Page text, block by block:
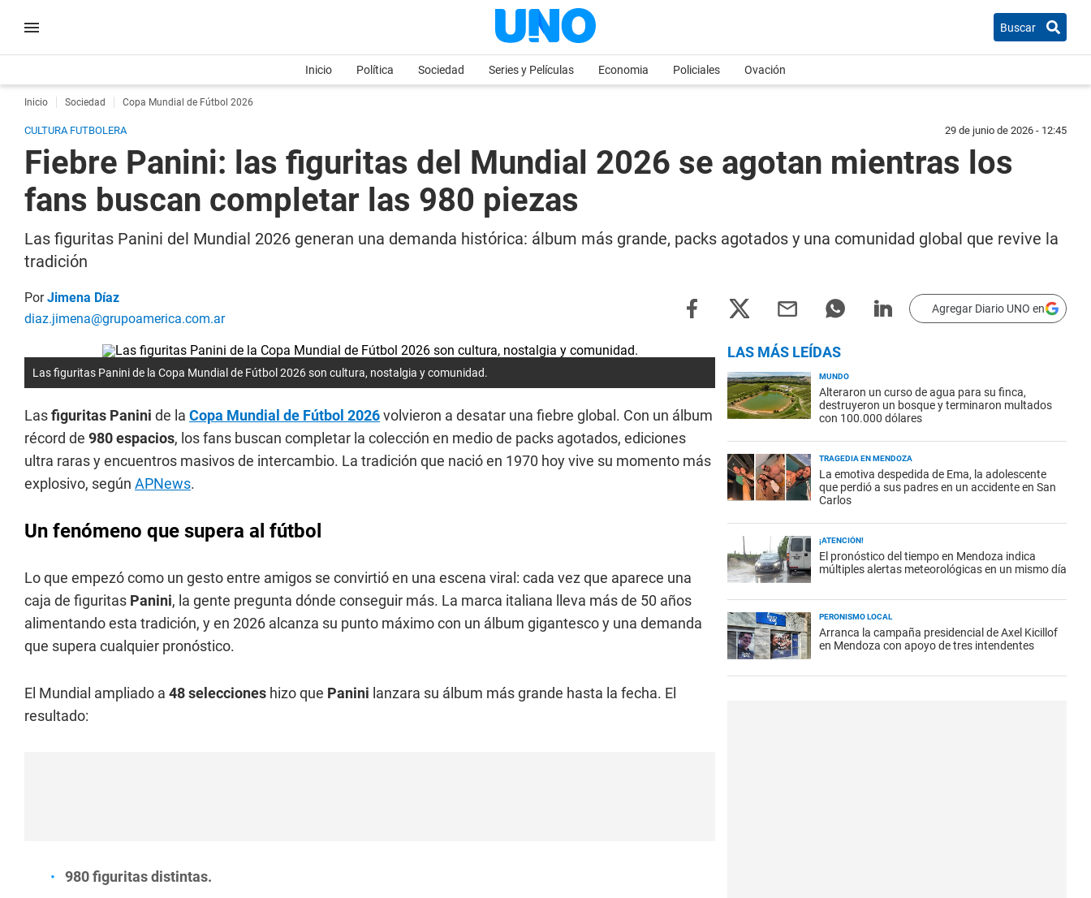
Buscar
Inicio Política Sociedad Series y Películas Economia Policiales Ovación
Inicio Sociedad Copa Mundial de Fútbol 2026
CULTURA FUTBOLERA 29 de junio de 2026 - 12:45
Fiebre Panini: las figuritas del Mundial 2026 se agotan mientras los
fans buscan completar las 980 piezas
Las figuritas Panini del Mundial 2026 generan una demanda histórica: álbum más grande, packs agotados y una comunidad global que revive la
tradición
PorJimena Díaz
diaz.jimena@grupoamerica.com.ar
Agregar Diario UNO en
Las figuritas Panini de la Copa Mundial de Fútbol 2026 son cultura, nostalgia y comunidad.
Lasfiguritas Panini de la Copa Mundial de Fútbol 2026volvieron a desatar una fiebre global. Con un álbum
récord de 980 espacios, los fans buscan completar la colección en medio de packs agotados, ediciones
ultra raras y encuentros masivos de intercambio. La tradición que nació en 1970 hoy vive su momento más
explosivo, según APNews.
Un fenómeno que supera al fútbol
Lo que empezó como un gesto entre amigos se convirtió en una escena viral: cada vez que aparece una
caja de figuritas Panini, la gente pregunta dónde conseguir más. La marca italiana lleva más de 50 años
alimentando esta tradición, y en 2026 alcanza su punto máximo con un álbum gigantesco y una demanda
que supera cualquier pronóstico.
El Mundial ampliado a 48 selecciones hizo que Panini lanzara su álbum más grande hasta la fecha. El
resultado:
980 figuritas distintas.
LAS MÁS LEÍDAS
MUNDO
Alteraron un curso de agua para su finca,
destruyeron un bosque y terminaron multados
con 100.000 dólares
TRAGEDIA EN MENDOZA
La emotiva despedida de Ema, la adolescente
que perdió a sus padres en un accidente en San
Carlos
¡ATENCIÓN!
El pronóstico del tiempo en Mendoza indica
múltiples alertas meteorológicas en un mismo día
PERONISMO LOCAL
Arranca la campaña presidencial de Axel Kicillof
en Mendoza con apoyo de tres intendentes